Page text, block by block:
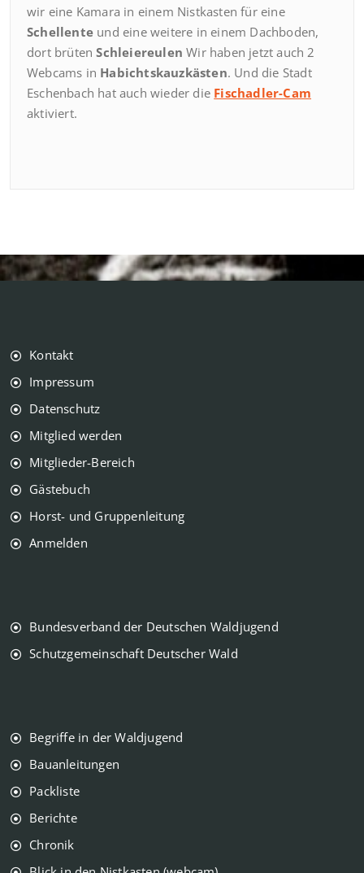
wir eine Kamara in einem Nistkasten für eine
Schellente und eine weitere in einem Dachboden,
dort brütenSchleiereulen Wir haben jetzt auch 2
Webcams in Habichtskauzkästen. Und die Stadt
Eschenbach hat auch wieder die Fischadler-Cam
aktiviert.
Kontakt
Impressum
Datenschutz
Mitglied werden
Mitglieder-Bereich
Gästebuch
Horst- und Gruppenleitung
Anmelden
Bundesverband der Deutschen Waldjugend
Schutzgemeinschaft Deutscher Wald
Begriffe in der Waldjugend
Bauanleitungen
Packliste
Berichte
Chronik